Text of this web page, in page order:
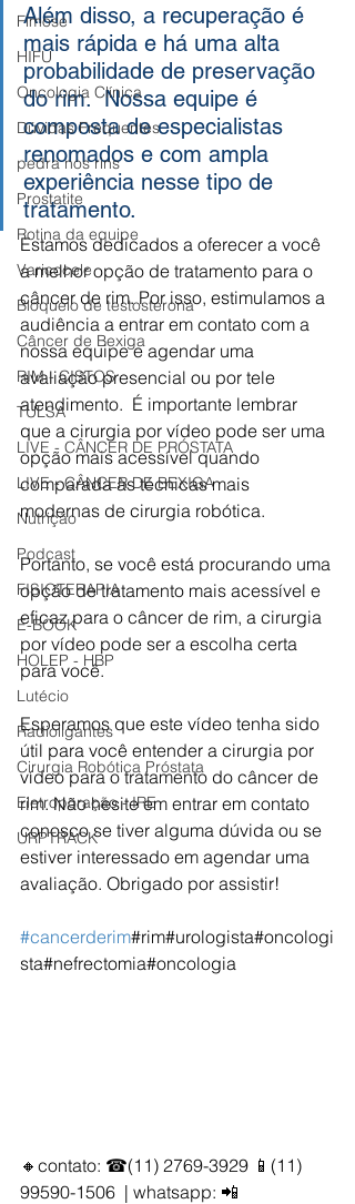
Fimose
HIFU
Oncologia Clínica
Dúvidas Frequentes
pedra nos rins
Prostatite
Rotina da equipe
Varicocele
Bloqueio de testosterona
Câncer de Bexiga
RIM - CISTOS
TULSA
LIVE - CÂNCER DE PRÓSTATA
LIVE - CÂNCER DE BEXIGA
Nutrição
Podcast
FISIOTERAPIA
E-BOOK
HOLEP - HBP
Lutécio
Radioligantes
Cirurgia Robótica Próstata
Eletroporação - IRE
URPTRACK
Além disso, a recuperação é
mais rápida e há uma alta
probabilidade de preservação
do rim.  Nossa equipe é
composta de especialistas
renomados e com ampla
experiência nesse tipo de
tratamento.
Estamos dedicados a oferecer a você
a melhor opção de tratamento para o
câncer de rim. Por isso, estimulamos a
audiência a entrar em contato com a
nossa equipe e agendar uma
avaliação presencial ou por tele
atendimento.  É importante lembrar
que a cirurgia por vídeo pode ser uma
opção mais acessível quando
comparada às técnicas mais
modernas de cirurgia robótica.
Portanto, se você está procurando uma
opção de tratamento mais acessível e
eficaz para o câncer de rim, a cirurgia
por vídeo pode ser a escolha certa
para você.
Esperamos que este vídeo tenha sido
útil para você entender a cirurgia por
vídeo para o tratamento do câncer de
rim. Não hesite em entrar em contato
conosco se tiver alguma dúvida ou se
estiver interessado em agendar uma
avaliação. Obrigado por assistir!
#cancerderim#rim#urologista#oncologi
sta#nefrectomia#oncologia
🔸contato: ☎(11) 2769-3929 📱(11)
99590-1506  | whatsapp: 📲